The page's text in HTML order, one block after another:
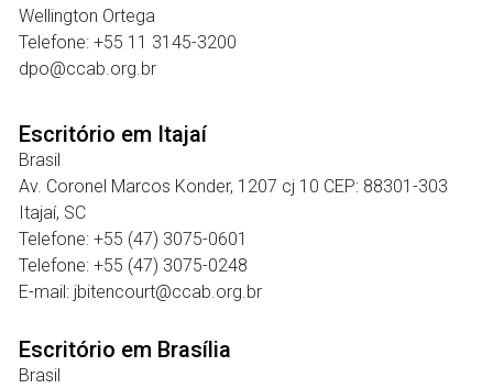
Wellington Ortega
Telefone: +55 11 3145-3200
dpo@ccab.org.br
Escritório em Itajaí
Brasil
Av. Coronel Marcos Konder, 1207 cj 10 CEP: 88301-303
Itajaí, SC
Telefone: +55 (47) 3075-0601
Telefone: +55 (47) 3075-0248
E-mail: jbitencourt@ccab.org.br
Escritório em Brasília
Brasil